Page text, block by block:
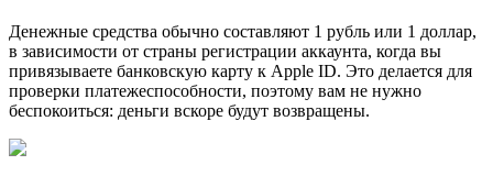
Денежные средства обычно составляют 1 рубль или 1 доллар,
в зависимости от страны регистрации аккаунта, когда вы
привязываете банковскую карту к Apple ID. Это делается для
проверки платежеспособности, поэтому вам не нужно
беспокоиться: деньги вскоре будут возвращены.